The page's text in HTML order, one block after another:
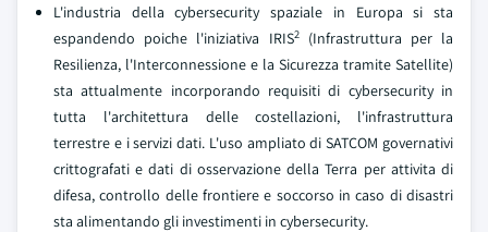
L'industria della cybersecurity spaziale in Europa si sta
espandendo poiche l'iniziativa IRIS2(Infrastruttura per la
Resilienza, l'Interconnessione e la Sicurezza tramite Satellite)
sta attualmente incorporando requisiti di cybersecurity in
tutta l'architettura delle costellazioni, l'infrastruttura
terrestre e i servizi dati. L'uso ampliato di SATCOM governativi
crittografati e dati di osservazione della Terra per attivita di
difesa, controllo delle frontiere e soccorso in caso di disastri
sta alimentando gli investimenti in cybersecurity.